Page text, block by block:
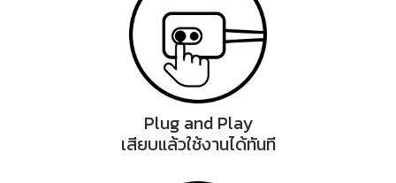
Plug and Play
เสียบแล้วใช้งานได้ทันที